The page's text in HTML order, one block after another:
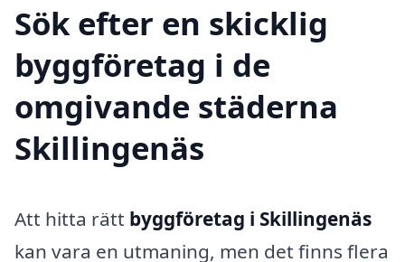
Sök efter en skicklig
byggföretag i de
omgivande städerna
Skillingenäs
Att hitta rätt byggföretag i Skillingenäs
kan vara en utmaning, men det finns flera